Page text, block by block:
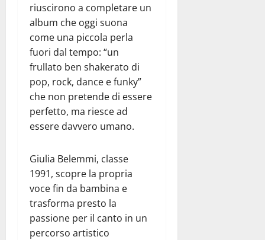
riuscirono a completare un
album che oggi suona
come una piccola perla
fuori dal tempo: “un
frullato ben shakerato di
pop, rock, dance e funky”
che non pretende di essere
perfetto, ma riesce ad
essere davvero umano.
Giulia Belemmi, classe
1991, scopre la propria
voce fin da bambina e
trasforma presto la
passione per il canto in un
percorso artistico